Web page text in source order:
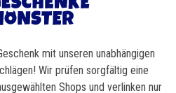
mit unseren unabhängigen
Wir prüfen sorgfältig eine
Shops und verlinken nur